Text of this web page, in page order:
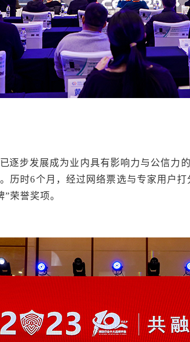
逐步发展成为业内具有影响力与公信力
历时6个月，经过网络票选与专家用户
”荣誉奖项。